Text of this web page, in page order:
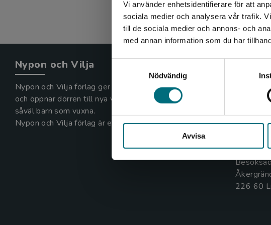
Vi använder enhetsidentifierare för att
sociala medier och analysera vår trafik.
till de sociala medier och annons- och
med annan information som du har
Nödvändig
Avvisa
Det
en enhet
utanför
Nypon och Vilja
Nypon och Vilja förlag ger ut böcker som väcker läslust
och öppnar dörren till nya världar och möjligheter för
såväl barn som vuxna.
Nypon och Vilja förlag är en del av Studentlitteratur.
046-31
Box 141